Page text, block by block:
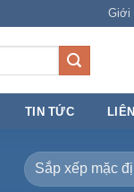
Giới
TIN TỨC